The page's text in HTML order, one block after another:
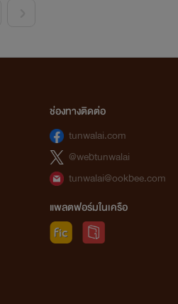
เฟะทันตาเห็นแบบนี้”“ค่ะ ลูกหว้าไป
ช่องทางติดต่อ
tunwalai.com
@webtunwalai
tunwalai@ookbee.com
แพลตฟอร์มในเครือ